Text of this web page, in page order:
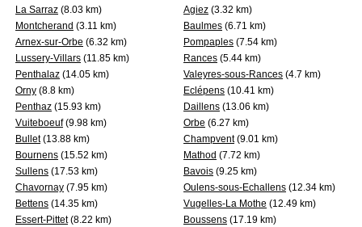
La Sarraz (8.03 km) Agiez (3.32 km)
Montcherand (3.11 km) Baulmes (6.71 km)
Arnex-sur-Orbe (6.32 km) Pompaples (7.54 km)
Lussery-Villars (11.85 km) Rances (5.44 km)
Penthalaz (14.05 km) Valeyres-sous-Rances (4.7 km)
Orny (8.8 km) Eclépens (10.41 km)
Penthaz (15.93 km) Daillens (13.06 km)
Vuiteboeuf(9.98 km) Orbe (6.27 km)
Bullet(13.88 km) Champvent(9.01 km)
Bournens (15.52 km) Mathod (7.72 km)
Sullens (17.53 km) Bavois (9.25 km)
Chavornay (7.95 km) Oulens-sous-Echallens (12.34 km)
Bettens (14.35 km) Vugelles-La Mothe (12.49 km)
Essert-Pittet(8.22 km) Boussens (17.19 km)